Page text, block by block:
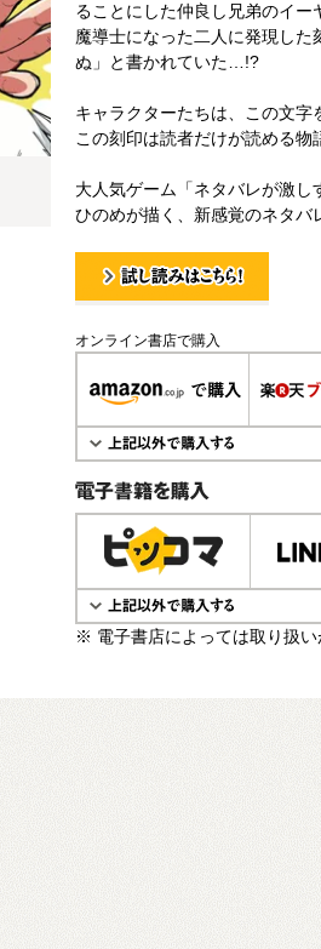
ることにした仲良し兄弟のイー
魔導士になった二人に発現し
ぬ」と書かれていた…!?
キャラクターたちは、この文字
この刻印は読者だけが読める物
大人気ゲーム「ネタバレが激し
ひのめが描く、新感覚のネタバ
オンライン書店で購入
電子書籍で購入
※ 電子書店によっては取り扱